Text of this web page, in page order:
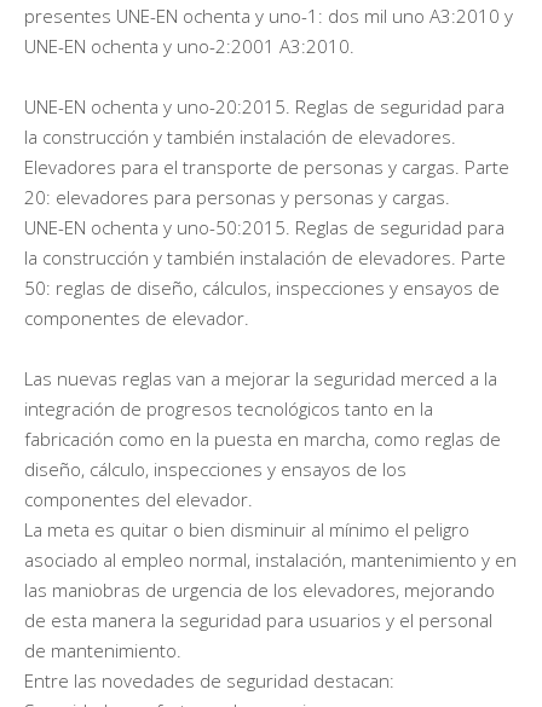
presentes UNE-EN ochenta y uno-1: dos mil uno A3:2010 y
UNE-EN ochenta y uno-2:2001 A3:2010.
UNE-EN ochenta y uno-20:2015. Reglas de seguridad para
la construcción y también instalación de elevadores.
Elevadores para el transporte de personas y cargas. Parte
20: elevadores para personas y personas y cargas.
UNE-EN ochenta y uno-50:2015. Reglas de seguridad para
la construcción y también instalación de elevadores. Parte
50: reglas de diseño, cálculos, inspecciones y ensayos de
componentes de elevador.
Las nuevas reglas van a mejorar la seguridad merced a la
integración de progresos tecnológicos tanto en la
fabricación como en la puesta en marcha, como reglas de
diseño, cálculo, inspecciones y ensayos de los
componentes del elevador.
La meta es quitar o bien disminuir al mínimo el peligro
asociado al empleo normal, instalación, mantenimiento y en
las maniobras de urgencia de los elevadores, mejorando
de esta manera la seguridad para usuarios y el personal
de mantenimiento.
Entre las novedades de seguridad destacan: